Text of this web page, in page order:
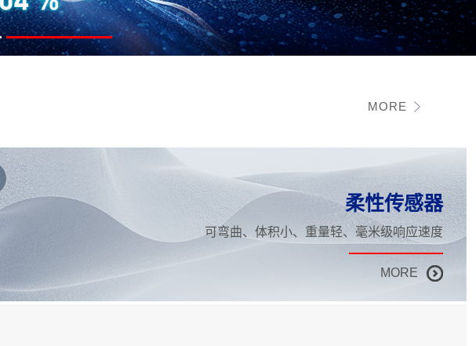
MORE
柔性传感器
可弯曲、体积小、重量轻、毫米级响应速度
MORE